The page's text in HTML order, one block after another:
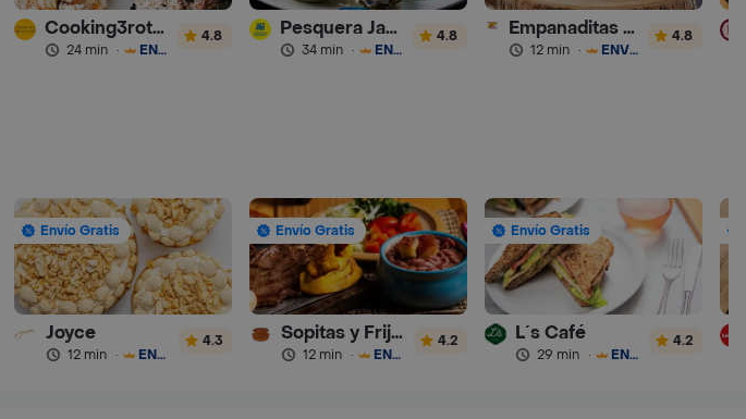
Cooking3rothers
24 min · ENVÍO GRATIS
4.8 Pesquera Jaramillo
34 min · ENVÍO GRATIS
4.8 Empanaditas de Pipian - Empanadas
12 min · ENVÍO GRATIS
4.8
Envío Gratis
Joyce
12 min · ENVÍO GRATIS
4.3
Envío Gratis
Sopitas y Frijoladas
12 min · ENVÍO GRATIS
4.2
Envío Gratis
L´s Café
29 min · ENVÍO GRATIS
4.2